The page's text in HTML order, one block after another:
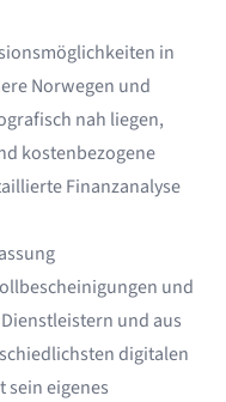
in
Norwegen und
nah liegen,
kostenbezogene
Finanzanalyse
und
und aus
digitalen
sein eigenes